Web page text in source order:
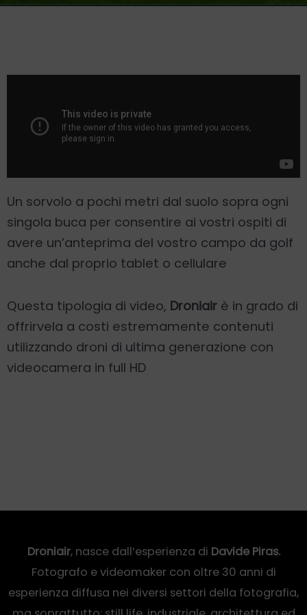
Un sorvolo a pochi metri dal suolo sopra ogni
singola buca per consentire ai vostri ospiti di
avere un’anteprima del vostro campo da golf
anche dal proprio tablet o cellulare
Questa tipologia di video, Droniair è in grado di
offrirvela a costi estremamente contenuti
utilizzando droni di ultima generazione con
videocamera in full HD
Droniair, nasce dall’esperienza di Davide Piras.
Fotografo e videomaker con oltre 30 anni di
esperienza diffusa nei diversi settori della fotografia,